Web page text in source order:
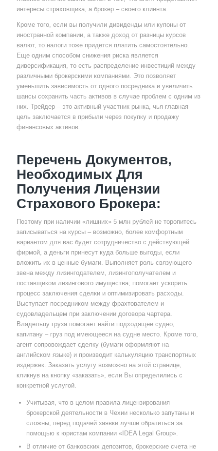
интересы страховщика, а брокер – своего клиента.
Кроме того, если вы получили дивиденды или купоны от
иностранной компании, а также доход от разницы курсов
валют, то налоги тоже придется платить самостоятельно.
Еще одним способом снижения риска является
диверсификация, то есть распределение инвестиций между
различными брокерскими компаниями. Это позволяет
уменьшить зависимость от одного посредника и увеличить
шансы сохранить часть активов в случае проблем с одним из
них. Трейдер – это активный участник рынка, чья главная
цель заключается в прибыли через покупку и продажу
финансовых активов.
Перечень Документов,
Необходимых Для
Получения Лицензии
Страхового Брокера:
Поэтому при наличии «лишних» 5 млн рублей не торопитесь
записываться на курсы – возможно, более комфортным
вариантом для вас будет сотрудничество с действующей
фирмой, а деньги принесут куда больше выгоды, если
вложить их в ценные бумаги. Выполняет роль связующего
звена между лизингодателем, лизингополучателем и
поставщиком лизингового имущества; помогает ускорить
процесс заключения сделки и оптимизировать расходы.
Выступает посредником между фрахтователем и
судовладельцем при заключении договора чартера.
Владельцу груза помогает найти подходящее судно,
капитану – груз под имеющееся на судне место. Кроме того,
агент сопровождает сделку (бумаги оформляют на
английском языке) и производит калькуляцию транспортных
издержек. Заказать услугу возможно на этой странице,
кликнув на кнопку «заказать», если Вы определились с
конкретной услугой.
Учитывая, что в целом правила лицензирования
брокерской деятельности в Чехии несколько запутаны и
сложны, перед подачей заявки лучше обратиться за
помощью к юристам компании «IDEA Legal Group».
В отличие от банковских депозитов, брокерские счета не